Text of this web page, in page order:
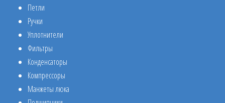
Петли
Ручки
Уплотнители
Фильтры
Конденсаторы
Компрессоры
Манжеты люка